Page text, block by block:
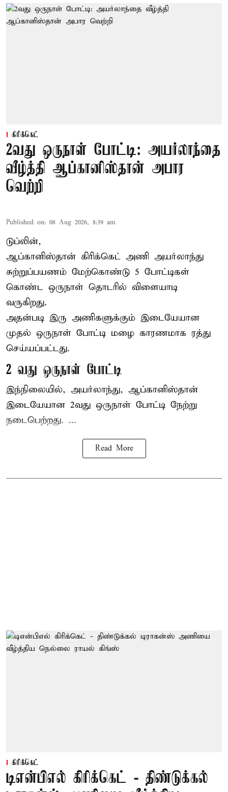
கிரிக்கெட்
2வது ஒருநாள் போட்டி: அயர்லாந்தை
வீழ்த்தி ஆப்கானிஸ்தான் அபார
வெற்றி
Published on: 08 Aug 2026, 8:39 am
டுப்லின்,
ஆப்கானிஸ்தான் கிரிக்கெட் அணி அயர்லாந்து
சுற்றுப்பயணம் மேற்கொண்டு 5 போட்டிகள்
கொண்ட ஒருநாள் தொடரில் விளையாடி
வருகிறது.
அதன்படி இரு அணிகளுக்கும் இடையேயான
முதல் ஒருநாள் போட்டி மழை காரணமாக ரத்து
செய்யப்பட்டது.
2 வது ஒருநாள் போட்டி
இந்நிலையில், அயர்லாந்து, ஆப்கானிஸ்தான்
இடையேயான 2வது ஒருநாள் போட்டி நேற்று
நடைபெற்றது. ...
Read More
கிரிக்கெட்
டிஎன்பிஎல் கிரிக்கெட் - திண்டுக்கல்